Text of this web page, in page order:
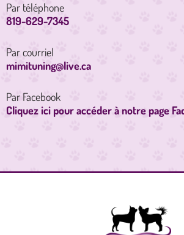
Par téléphone
819-629-7345
Par courriel
mimituning@live.ca
Par Facebook
Cliquez ici pour accéder à notre page